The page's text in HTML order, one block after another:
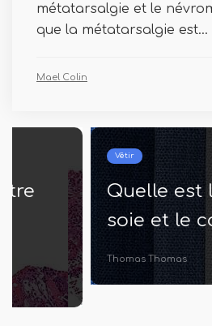
métatarsalgie et le
que la métatarsalgie est...
Mael Colin
Quelle est la
soie et le coton
Thomas Thomas